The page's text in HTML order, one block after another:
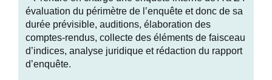
évaluation du périmètre de l’enquête et donc de sa
durée prévisible, auditions, élaboration des
comptes-rendus, collecte des éléments de faisceau
d’indices, analyse juridique et rédaction du rapport
d’enquête.